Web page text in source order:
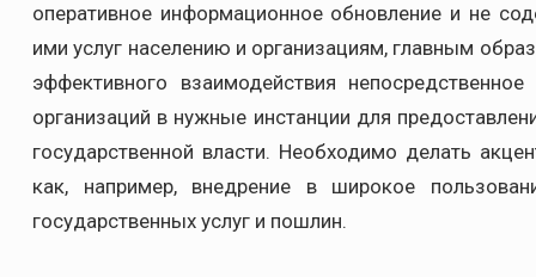
оперативное информационное обновление и не
ими услуг населению и организациям, главным
эффективного взаимодействия
организаций в нужные инстанции для
государственной власти. Необходимо делать
как, например, внедрение в широкое
государственных услуг и пошлин.